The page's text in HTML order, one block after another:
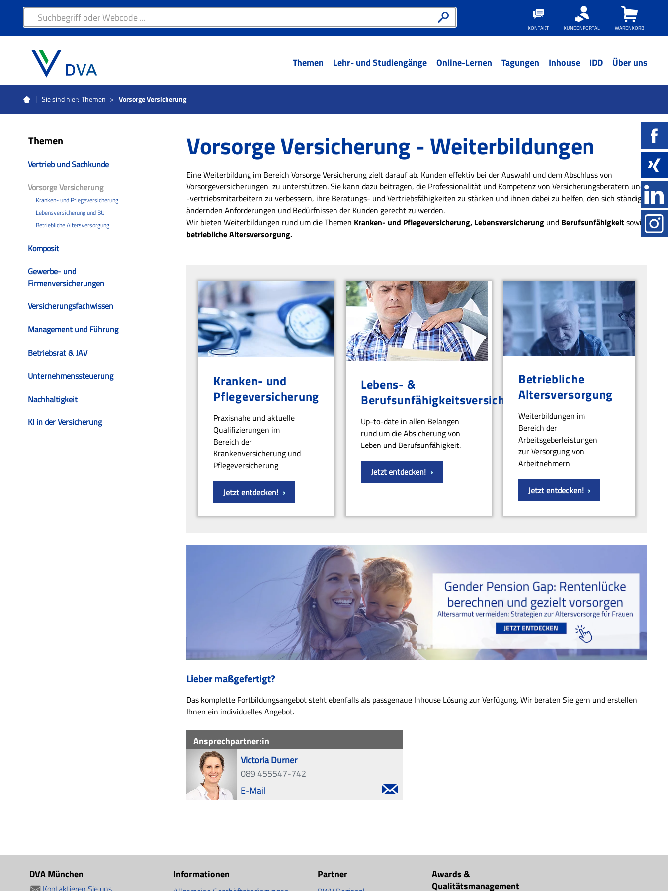
KONTAKT KUNDENPORTAL WARENKORB
Themen Lehr- und Studiengänge Online-Lernen Tagungen Inhouse IDD Über uns
Sie sind hier: Themen > Vorsorge Versicherung
Themen
Vertrieb und Sachkunde
Vorsorge Versicherung
Kranken- und Pflegeversicherung
Lebensversicherung und BU
Betriebliche Altersversorgung
Komposit
Gewerbe- und
Firmenversicherungen
Versicherungsfachwissen
Management und Führung
Betriebsrat & JAV
Unternehmenssteuerung
Nachhaltigkeit
KI in der Versicherung
Vorsorge Versicherung - Weiterbildungen
Eine Weiterbildung im Bereich Vorsorge Versicherung zielt darauf ab, Kunden effektiv bei der Auswahl und dem Abschluss von
Vorsorgeversicherungen zu unterstützen. Sie kann dazu beitragen, die Professionalität und Kompetenz von Versicherungsberatern und
-vertriebsmitarbeitern zu verbessern, ihre Beratungs- und Vertriebsfähigkeiten zu stärken und ihnen dabei zu helfen, den sich ständig
ändernden Anforderungen und Bedürfnissen der Kunden gerecht zu werden.
Wir bieten Weiterbildungen rund um die Themen Kranken- und Pflegeversicherung, Lebensversicherung und Berufsunfähigkeitsowie
betriebliche Altersversorgung.
Kranken- und
Pflegeversicherung
Praxisnahe und aktuelle
Qualifizierungen im
Bereich der
Krankenversicherung und
Pflegeversicherung
Jetzt entdecken!
Lebens- &
Berufsunfähigkeitsversicherung
Up-to-date in allen Belangen
rund um die Absicherung von
Leben und Berufsunfähigkeit.
Jetzt entdecken!
Betriebliche
Altersversorgung
Weiterbildungen im
Bereich der
Arbeitsgeberleistungen
zur Versorgung von
Arbeitnehmern
Jetzt entdecken!
Lieber maßgefertigt?
Das komplette Fortbildungsangebot steht ebenfalls als passgenaue Inhouse Lösung zur Verfügung. Wir beraten Sie gern und erstellen
Ihnen ein individuelles Angebot.
Ansprechpartner:in
Victoria Durner
089 455547-742
E-Mail
DVA München
Kontaktieren Sie uns
Informationen Partner
Awards &
Qualitätsmanagement